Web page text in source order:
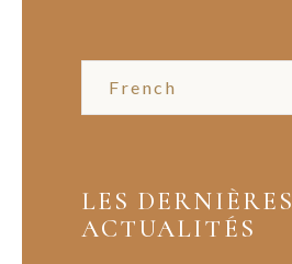
LES DERNIÈRES
ACTUALITÉS